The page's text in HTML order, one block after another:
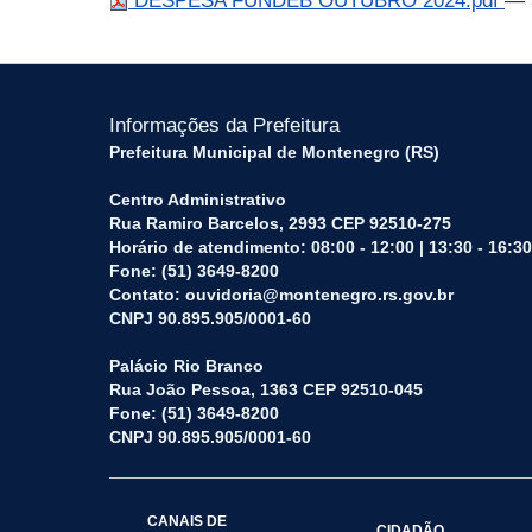
Informações da Prefeitura
Prefeitura Municipal de Montenegro (RS)
Centro Administrativo
Rua Ramiro Barcelos, 2993 CEP 92510-275
Horário de atendimento: 08:00 - 12:00 | 13:30 - 16:30
Fone: (51) 3649-8200
Contato: ouvidoria@montenegro.rs.gov.br
CNPJ 90.895.905/0001-60
Palácio Rio Branco
Rua João Pessoa, 1363 CEP 92510-045
Fone: (51) 3649-8200
CNPJ 90.895.905/0001-60
CANAIS DE